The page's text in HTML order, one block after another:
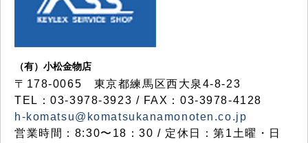
（有）小松金物店
〒178-0065 東京都練馬区西大泉4-8-23
TEL：03-3978-3923 / FAX：03-3978-4128
h-komatsu@komatsukanamonoten.co.jp
営業時間：8:30〜18：30 / 定休日：第1土曜・日